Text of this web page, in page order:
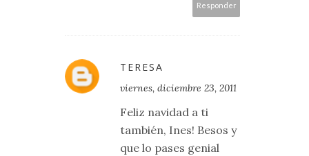
Responder
TERESA
viernes, diciembre 23, 2011
Feliz navidad a ti
también, Ines! Besos y
que lo pases genial